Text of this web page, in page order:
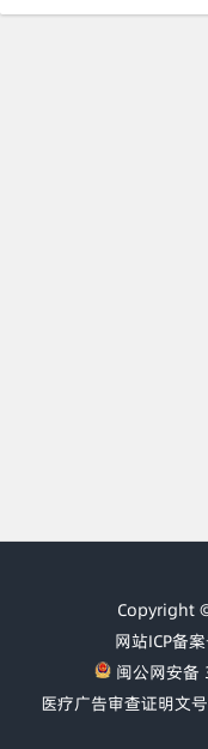
Copyright
网站ICP备
闽公网安备
医疗广告审查证明文